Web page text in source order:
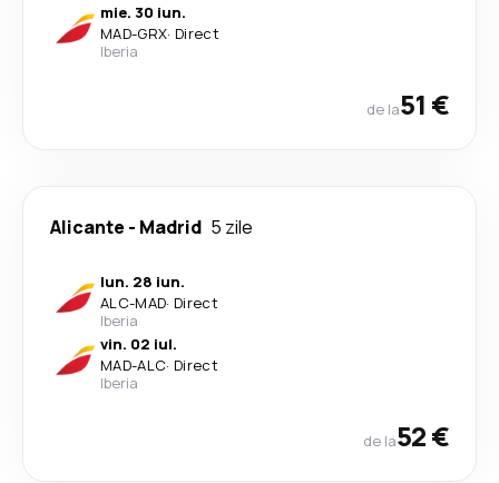
mie. 30 iun.
MAD-GRX· Direct
Iberia
de la51 €
Alicante - Madrid 5 zile
lun. 28 iun.
ALC-MAD· Direct
Iberia
vin. 02 iul.
MAD-ALC· Direct
Iberia
de la52 €